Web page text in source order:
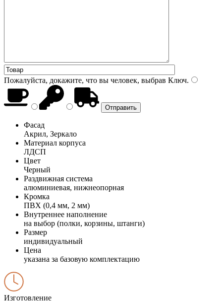
Пожалуйста, докажите, что вы человек, выбрав Ключ.
Фасад
Акрил, Зеркало
Материал корпуса
ЛДСП
Цвет
Черный
Раздвижная система
алюминиевая, нижнеопорная
Кромка
ПВХ (0,4 мм, 2 мм)
Внутреннее наполнение
на выбор (полки, корзины, штанги)
Размер
индивидуальный
Цена
указана за базовую комплектацию
Изготовление